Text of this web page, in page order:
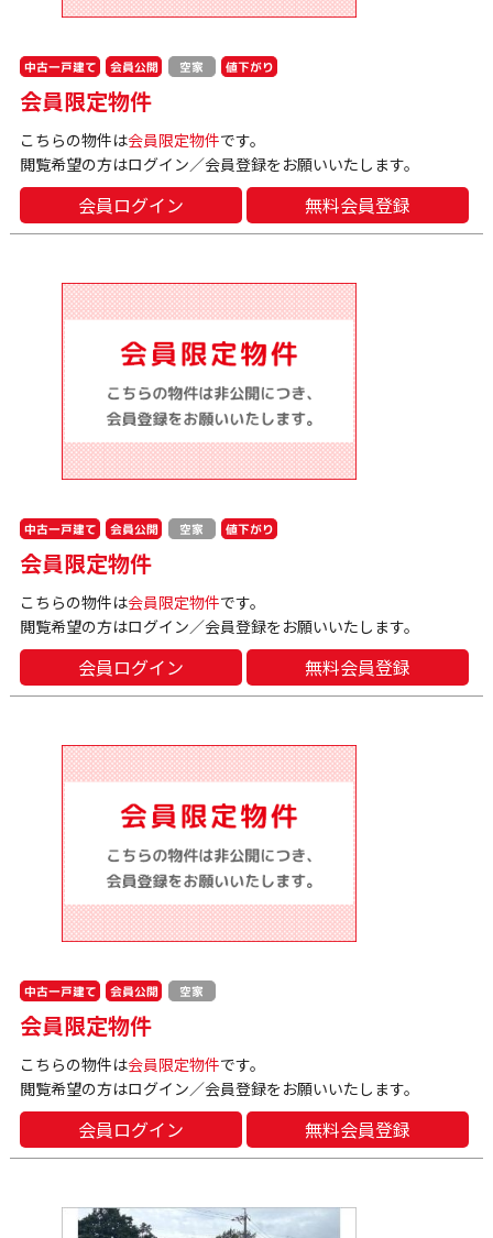
中古一戸建て 会員公開 空家 値下がり
会員限定物件
こちらの物件は会員限定物件です。
閲覧希望の方はログイン／会員登録をお願いいたします。
会員ログイン 無料会員登録
中古一戸建て 会員公開 空家 値下がり
会員限定物件
こちらの物件は会員限定物件です。
閲覧希望の方はログイン／会員登録をお願いいたします。
会員ログイン 無料会員登録
中古一戸建て 会員公開 空家
会員限定物件
こちらの物件は会員限定物件です。
閲覧希望の方はログイン／会員登録をお願いいたします。
会員ログイン 無料会員登録